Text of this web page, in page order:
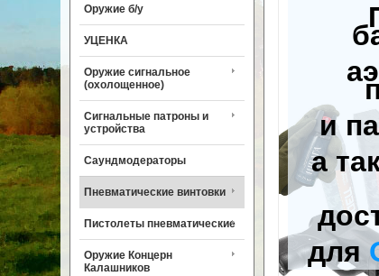
Оружие б/у
УЦЕНКА
Оружие сигнальное
(охолощенное)
Сигнальные патроны и
устройства
Саундмодераторы
Пневматические винтовки
Пистолеты пневматические
Оружие Концерн
Калашников
и
а
для